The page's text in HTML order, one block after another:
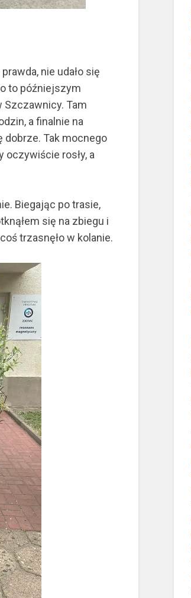
nie udało się
to późniejszym
Szczawnicy. Tam
a finalnie na
dobrze. Tak mocnego
oczywiście rosły, a
Biegając po trasie,
się na zbiegu i
trzasnęło w kolanie.